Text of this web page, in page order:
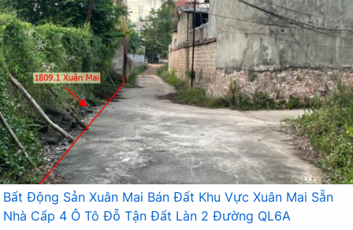
Bất Động Sản Xuân Mai Bán Đất Khu Vực Xuân Mai Sẵn
Nhà Cấp 4 Ô Tô Đỗ Tận Đất Làn 2 Đường QL6A